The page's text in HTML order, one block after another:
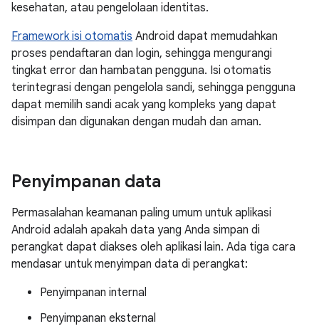
kesehatan, atau pengelolaan identitas.
Framework isi otomatis Android dapat memudahkan
proses pendaftaran dan login, sehingga mengurangi
tingkat error dan hambatan pengguna. Isi otomatis
terintegrasi dengan pengelola sandi, sehingga pengguna
dapat memilih sandi acak yang kompleks yang dapat
disimpan dan digunakan dengan mudah dan aman.
Penyimpanan data
Permasalahan keamanan paling umum untuk aplikasi
Android adalah apakah data yang Anda simpan di
perangkat dapat diakses oleh aplikasi lain. Ada tiga cara
mendasar untuk menyimpan data di perangkat:
Penyimpanan internal
Penyimpanan eksternal